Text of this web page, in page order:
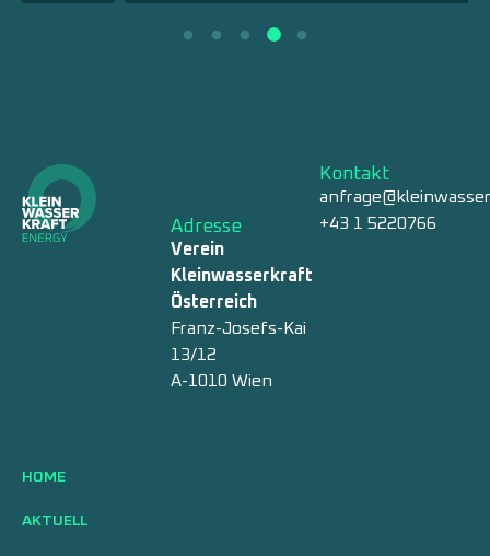
Adresse
Verein
Kleinwasserkraft
Österreich
Franz-Josefs-Kai
13/12
A-1010 Wien
Kontakt
+43 1 5220766
HOME
AKTUELL